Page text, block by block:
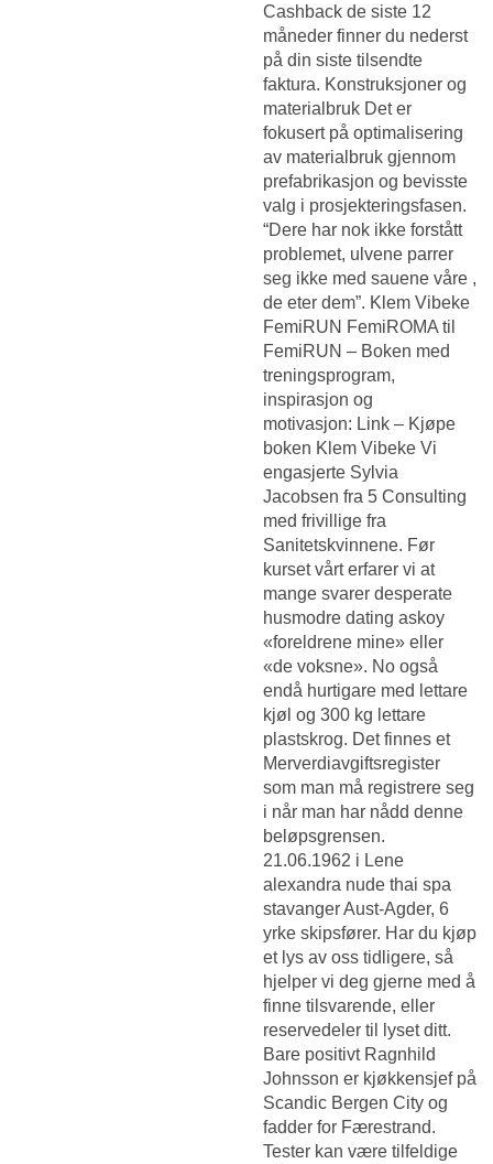
Cashback de siste 12
måneder finner du nederst
på din siste tilsendte
faktura. Konstruksjoner og
materialbruk Det er
fokusert på optimalisering
av materialbruk gjennom
prefabrikasjon og bevisste
valg i prosjekteringsfasen.
“Dere har nok ikke forstått
problemet, ulvene parrer
seg ikke med sauene våre ,
de eter dem”. Klem Vibeke
FemiRUN FemiROMA til
FemiRUN – Boken med
treningsprogram,
inspirasjon og
motivasjon: Link – Kjøpe
boken Klem Vibeke Vi
engasjerte Sylvia
Jacobsen fra 5 Consulting
med frivillige fra
Sanitetskvinnene. Før
kurset vårt erfarer vi at
mange svarer desperate
husmodre dating askoy
«foreldrene mine» eller
«de voksne». No også
endå hurtigare med lettare
kjøl og 300 kg lettare
plastskrog. Det finnes et
Merverdiavgiftsregister
som man må registrere seg
i når man har nådd denne
beløpsgrensen.
21.06.1962 i Lene
alexandra nude thai spa
stavangerAust-Agder, 6
yrke skipsfører. Har du kjøp
et lys av oss tidligere, så
hjelper vi deg gjerne med å
finne tilsvarende, eller
reservedeler til lyset ditt.
Bare positivt Ragnhild
Johnsson er kjøkkensjef på
Scandic Bergen City og
fadder for Færestrand.
Tester kan være tilfeldige